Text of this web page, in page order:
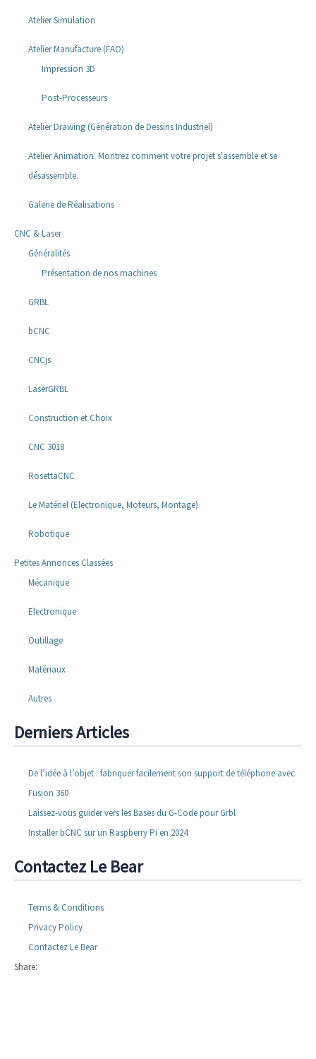
Atelier Simulation
Atelier Manufacture (FAO)
Impression 3D
Post-Processeurs
Atelier Drawing (Génération de Dessins Industriel)
Atelier Animation. Montrez comment votre projet s'assemble et se
désassemble.
Galerie de Réalisations
CNC & Laser
Généralités
Présentation de nos machines
GRBL
bCNC
CNCjs
LaserGRBL
Construction et Choix
CNC 3018
RosettaCNC
Le Matériel (Electronique, Moteurs, Montage)
Robotique
Petites Annonces Classées
Mécanique
Electronique
Outillage
Matériaux
Autres
Derniers Articles
De l’idée à l’objet : fabriquer facilement son support de téléphone avec
Fusion 360
Laissez-vous guider vers les Bases du G-Code pour Grbl
Installer bCNC sur un Raspberry Pi en 2024
Contactez Le Bear
Terms & Conditions
Privacy Policy
Contactez Le Bear
Share: